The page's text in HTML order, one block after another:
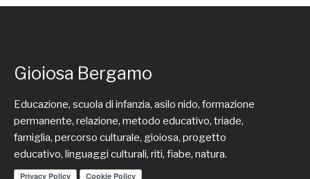
Gioiosa Bergamo
Educazione, scuola di infanzia, asilo nido, formazione
permanente, relazione, metodo educativo, triade,
famiglia, percorso culturale, gioiosa, progetto
educativo, linguaggi culturali, riti, fiabe, natura.